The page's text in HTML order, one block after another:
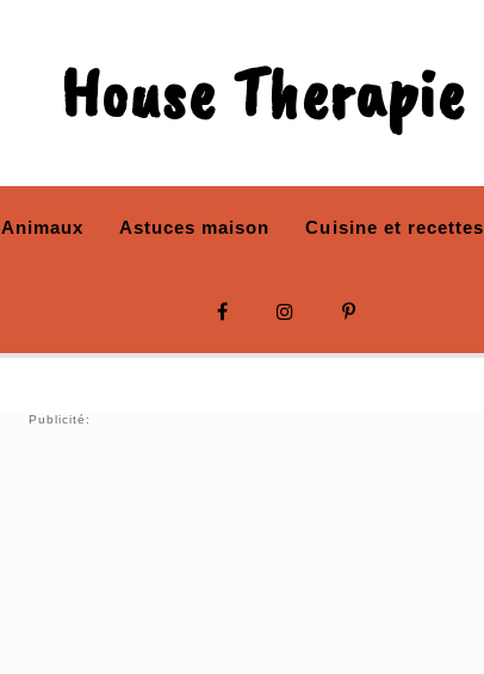
House Therapie
Animaux Astuces maison Cuisine et recettes
Publicité: